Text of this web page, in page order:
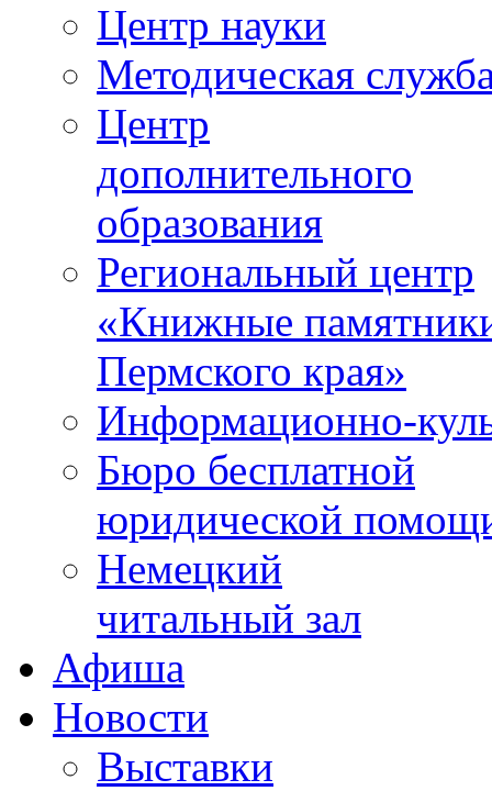
Центр науки
Методическая
Центр
дополнительного
образования
Региональный центр
«Книжные
Пермского края»
Информационно-
Бюро бесплатной
юридической
Немецкий
читальный зал
Афиша
Новости
Выставки